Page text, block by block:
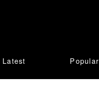
Latest Popular